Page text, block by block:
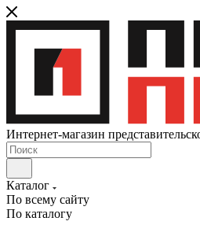
Интернет-магазин
Каталог
По всему сайту
По каталогу